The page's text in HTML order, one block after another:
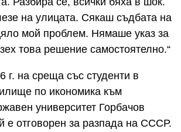
на улицата. Сякаш съдбата на
мой проблем. Нямаше указ за
това решение самостоятелно.“
г. на среща със студенти в
по икономика към
университет Горбачов
е отговорен за разпада на СССР.